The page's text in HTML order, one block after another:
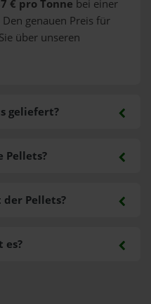
€ pro Tonne bei einer
genauen Preis für
über unseren
geliefert?
es?
Pellets?
Pellets?